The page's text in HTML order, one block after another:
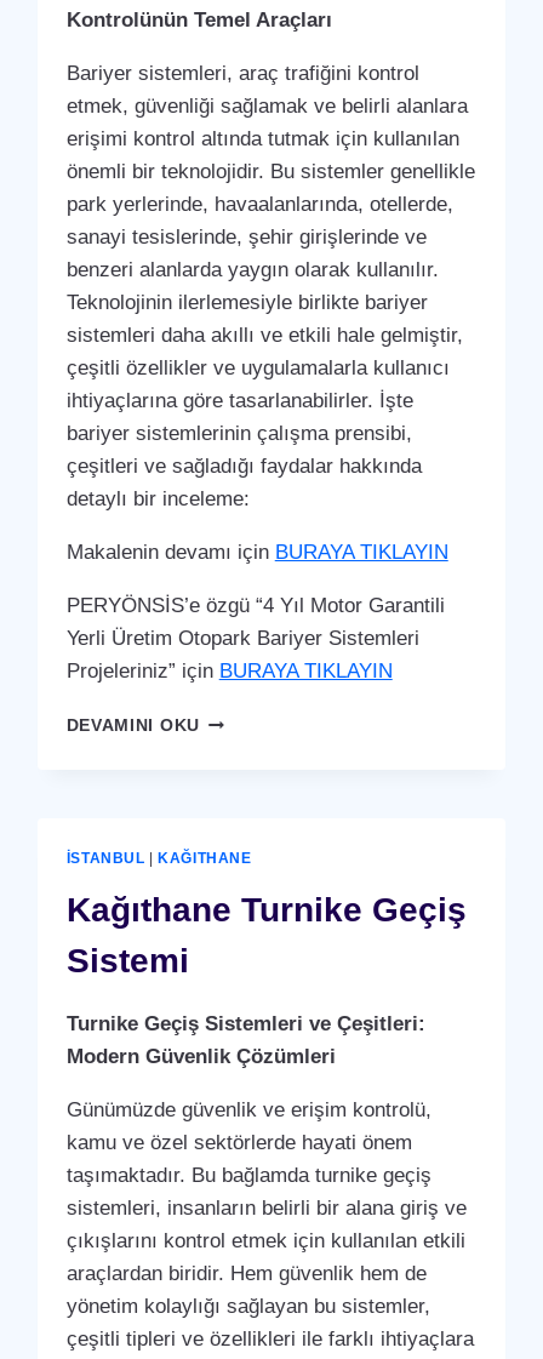
Kontrolünün Temel Araçları
Bariyer sistemleri, araç trafiğini kontrol
etmek, güvenliği sağlamak ve belirli alanlara
erişimi kontrol altında tutmak için kullanılan
önemli bir teknolojidir. Bu sistemler genellikle
park yerlerinde, havaalanlarında, otellerde,
sanayi tesislerinde, şehir girişlerinde ve
benzeri alanlarda yaygın olarak kullanılır.
Teknolojinin ilerlemesiyle birlikte bariyer
sistemleri daha akıllı ve etkili hale gelmiştir,
çeşitli özellikler ve uygulamalarla kullanıcı
ihtiyaçlarına göre tasarlanabilirler. İşte
bariyer sistemlerinin çalışma prensibi,
çeşitleri ve sağladığı faydalar hakkında
detaylı bir inceleme:
Makalenin devamı için BURAYA TIKLAYIN
PERYÖNSİS’e özgü “4 Yıl Motor Garantili
Yerli Üretim Otopark Bariyer Sistemleri
Projeleriniz” için BURAYA TIKLAYIN
DEVAMINI OKUKAĞITHANE
İSTANBUL KAĞITHANE
Kağıthane Turnike Geçiş
Sistemi
Turnike Geçiş Sistemleri ve Çeşitleri:
Modern Güvenlik Çözümleri
Günümüzde güvenlik ve erişim kontrolü,
kamu ve özel sektörlerde hayati önem
taşımaktadır. Bu bağlamda turnike geçiş
sistemleri, insanların belirli bir alana giriş ve
çıkışlarını kontrol etmek için kullanılan etkili
araçlardan biridir. Hem güvenlik hem de
yönetim kolaylığı sağlayan bu sistemler,
çeşitli tipleri ve özellikleri ile farklı ihtiyaçlara